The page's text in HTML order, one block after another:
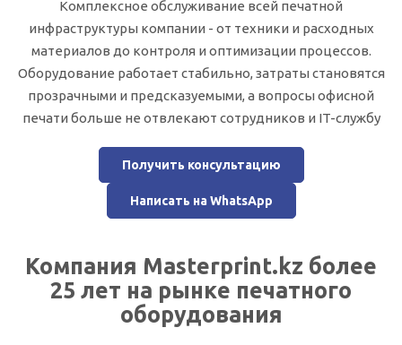
Комплексное обслуживание всей печатной
инфраструктуры компании - от техники и расходных
материалов до контроля и оптимизации процессов.
Оборудование работает стабильно, затраты становятся
прозрачными и предсказуемыми, а вопросы офисной
печати больше не отвлекают сотрудников и IT-службу
Получить консультацию
Написать на WhatsApp
Компания Masterprint.kz более
25 лет на рынке печатного
оборудования